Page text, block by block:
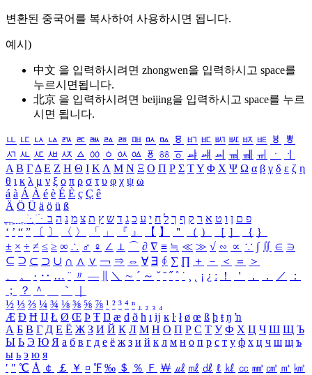
변환된 중국어를 복사하여 사용하시면 됩니다.
예시)
中文 을 입력하시려면 zhongwen을 입력하시고 space를
누르시면됩니다.
北京 을 입력하시려면 beijing을 입력하시고 space를 누르
시면 됩니다.
ㅥ ㅦ ㅧ ㅨ ㅩ ㅪ ㅫ ㅬ ㅭ ㅮ ㅯ ㅰ ㅱ ㅲ ㅳ ㅴ ㅵ ㅶ ㅷ ㅸ
ㅹ
ㅺ ㅻ ㅼ ㅽ ㅾ ㅿ ㆀ ㆁ ㆂ ㆃ ㆄ ㆅ ㆆ ㆇ ㆈ ㆉ ㆊ ㆋ ㆌ ㆍ
ㆎ
Α Β ΓΔ Ε Ζ Η Θ Ι ΚΛ Μ Ν Ξ Ο Π Ρ Σ ΤΥ Φ Χ Ψ Ω α β γ δ ε ζ η
θ ι κ λ μ ν ξ ο π ρ σ τ υ φ χ ψ ω
á à Á À é è É È ç Ç ê
Ä Ö Ü ä ö ü ß
ִֶֹ ֻּ ׁׂ פ ם ן ו ט א ר ק ף ך ל ח י ע כ ג ד ש ץ ת צ מ נ ה ב
‘ ’ “ ” 〔 〕 〈 〉 「 」 『 』 【 】 ＂ （ ） ［ ］ ｛ ｝
± × ÷ ≠ ≤ ≥ ∞ ∴ ♂ ♀ ∠ ⊥ ⌒ ∂ ∇ ≡ ≒ ≪ ≫ √ ∽ ∝ ∵ ∫ ∬ ∈ ∋
⊆ ⊇ ⊂ ⊃ ∪ ∩ ∧ ∨ ￢ ⇒ ⇔ ∀ ∃ ∮ ∑ ∏ ＋ － ＜ ＝
＞
、
。 · ‥ … ¨ 〃 ― ＼ ∼ ´ ～ ˇ ˘ ˝ ˚ ˙ ¸ ¡ ¿ ː ！ ＇ ， ． ／
：
；
？ ＾ ｀
½ ⅓ ⅔ ¼ ¾ ⅛ ⅜ ⅝ ⅞ ¹ ² ³ ⁴ ⁿ ₁ ₂ ₃ ₄
Æ Ð Ħ Ĳ Ł Ø Œ Þ Ŧ Ŋ æ đ ð ħ ı ĳ ĸ ŀ ł ø œ ß þ ŧ ŋ ŉ
А Б В Г Д Е Ё Ж З И Й К Л М Н О П Р С Т У Ф Х Ц Ч Ш Щ Ъ
Ы Ь Э Ю Я а б в г д е ё ж з и й к л м н о п р с т у ф х ц ч ш щ ъ
ы ь э ю я
′ ″ ℃ Å ￠ ￡ ￥ ¤ ℉ ‰ ＄ ％ Ｆ ￦ ㎕ ㎖ ㎗ ℓ ㎘ ㏄ ㎣ ㎤ ㎥ ㎦